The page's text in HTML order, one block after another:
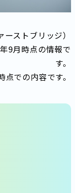
ストブリッジ）
9月時点の情報で
す。
での内容です。